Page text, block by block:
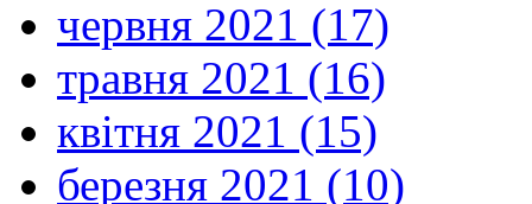
червня 2021 (17)
травня 2021 (16)
квітня 2021 (15)
березня 2021 (10)